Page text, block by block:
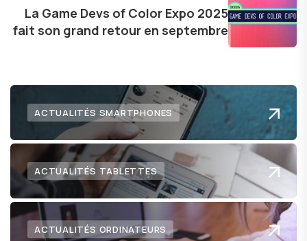
technologie me permet de présenter aux
lecteurs un aperçu captivant de ce que le futur
La Game Devs of Color Expo 2025
fait son grand retour en septembre
ACTUALITÉS SMARTPHONES
ACTUALITÉS TABLETTES
ACTUALITÉS ORDINATEURS